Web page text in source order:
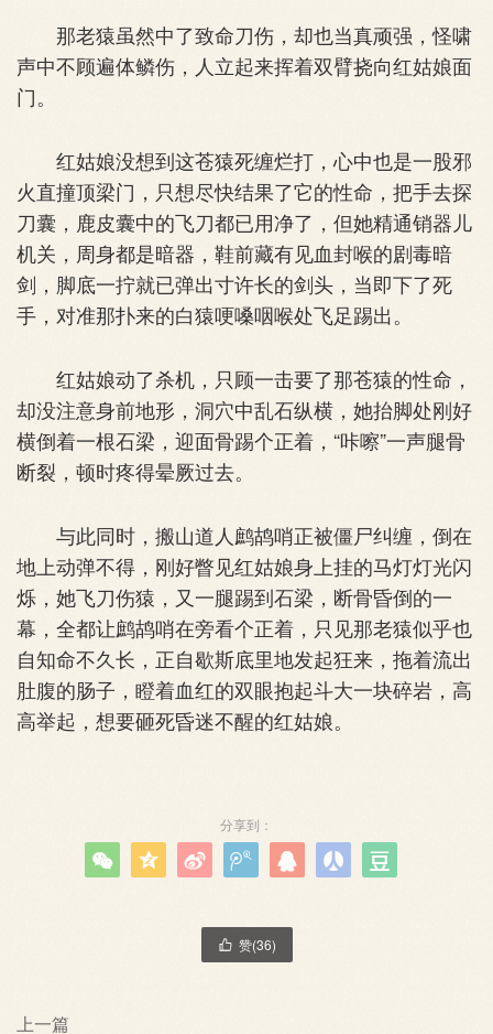
那老猿虽然中了致命刀伤，却也当真顽强，怪啸
声中不顾遍体鳞伤，人立起来挥着双臂挠向红姑娘面
门。
红姑娘没想到这苍猿死缠烂打，心中也是一股邪
火直撞顶梁门，只想尽快结果了它的性命，把手去探
刀囊，鹿皮囊中的飞刀都已用净了，但她精通销器儿
机关，周身都是暗器，鞋前藏有见血封喉的剧毒暗
剑，脚底一拧就已弹出寸许长的剑头，当即下了死
手，对准那扑来的白猿哽嗓咽喉处飞足踢出。
红姑娘动了杀机，只顾一击要了那苍猿的性命，
却没注意身前地形，洞穴中乱石纵横，她抬脚处刚好
横倒着一根石梁，迎面骨踢个正着，“咔嚓”一声腿骨
断裂，顿时疼得晕厥过去。
与此同时，搬山道人鹧鸪哨正被僵尸纠缠，倒在
地上动弹不得，刚好瞥见红姑娘身上挂的马灯灯光闪
烁，她飞刀伤猿，又一腿踢到石梁，断骨昏倒的一
幕，全都让鹧鸪哨在旁看个正着，只见那老猿似乎也
自知命不久长，正自歇斯底里地发起狂来，拖着流出
肚腹的肠子，瞪着血红的双眼抱起斗大一块碎岩，高
高举起，想要砸死昏迷不醒的红姑娘。
分享到：
      
 赞(36)
上一篇